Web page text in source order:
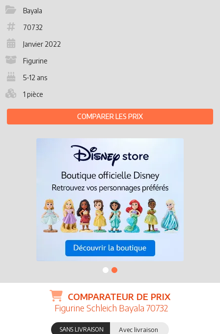
Bayala
70732
Janvier 2022
Figurine
5-12 ans
1 pièce
COMPARER LES PRIX
COMPARATEUR DE PRIX
Figurine Schleich Bayala 70732
SANS LIVRAISON Avec livraison